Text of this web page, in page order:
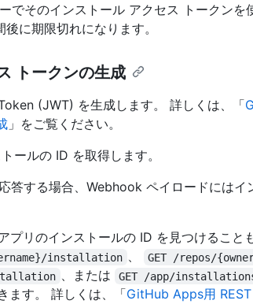
でそのインストール アクセス トークンを
に期限切れになります。
トークンの生成
(JWT) を生成します。 詳しくは、「
」をご覧ください。
ールの ID を取得します。
答する場合、Webhook ペイロードにはイ
プリのインストールの ID を見つけること
installation 、 GET /repos/
、または GET /app/
ます。 詳しくは、「GitHub Apps用